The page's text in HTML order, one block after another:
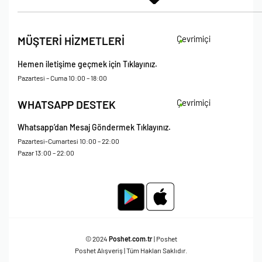
Çerez Politikası
Kişisel Verileri Koruma – Çerez ve Ticari İletişim Açık Rıza Metni
Mesafeli Satış Sözleşmesi
MÜŞTERİ HİZMETLERİ Çevrimiçi
Hemen iletişime geçmek için Tıklayınız.
Pazartesi – Cuma 10:00 – 18:00
WHATSAPP DESTEK Çevrimiçi
Whatsapp’dan Mesaj Göndermek Tıklayınız.
Pazartesi-Cumartesi 10:00 – 22:00
Pazar 13:00 – 22:00
© 2024 Poshet.com.tr| Poshet
Poshet Alışveriş | Tüm Hakları Saklıdır.